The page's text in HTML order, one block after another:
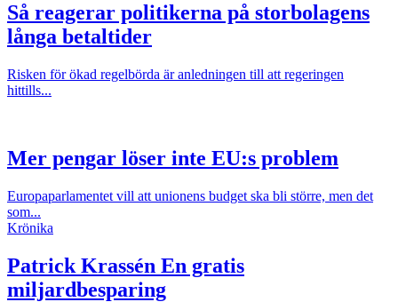
Så reagerar politikerna på storbolagens
långa betaltider
Risken för ökad regelbörda är anledningen till att regeringen
hittills...
Mer pengar löser inte EU:s problem
Europaparlamentet vill att unionens budget ska bli större, men det
som...
Krönika
Patrick Krassén En gratis
miljardbesparing